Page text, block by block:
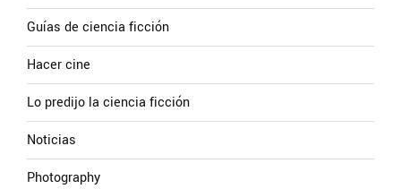
Guías de ciencia ficción
Hacer cine
Lo predijo la ciencia ficción
Noticias
Photography